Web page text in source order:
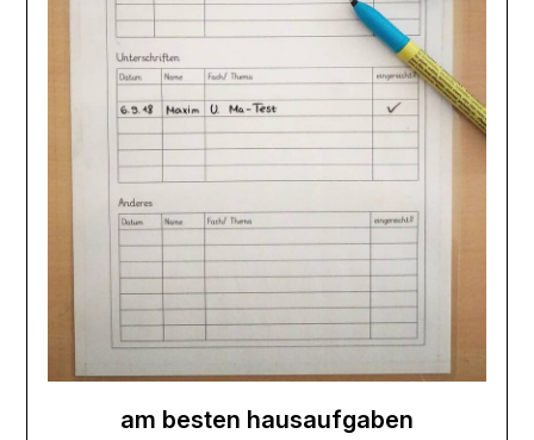
am besten hausaufgaben